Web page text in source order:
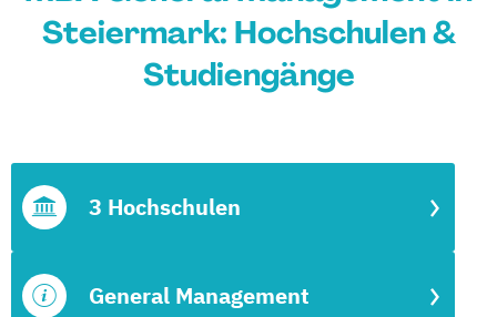
Steiermark: Hochschulen &
Studiengänge
General Management
3 Hochschulen